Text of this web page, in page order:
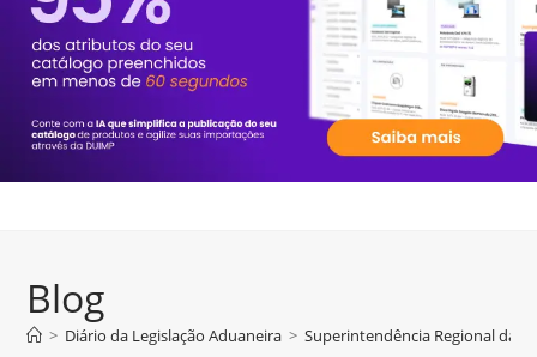
Blog
> Diário da Legislação Aduaneira > Superintendência Regional da